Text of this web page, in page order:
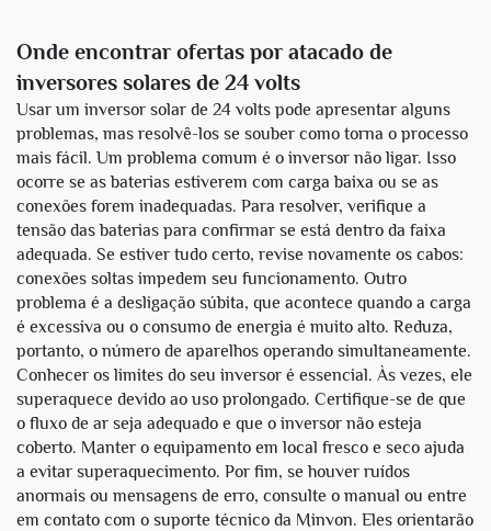
Onde encontrar ofertas por atacado de
inversores solares de 24 volts
Usar um inversor solar de 24 volts pode apresentar alguns
problemas, mas resolvê-los se souber como torna o processo
mais fácil. Um problema comum é o inversor não ligar. Isso
ocorre se as baterias estiverem com carga baixa ou se as
conexões forem inadequadas. Para resolver, verifique a
tensão das baterias para confirmar se está dentro da faixa
adequada. Se estiver tudo certo, revise novamente os cabos:
conexões soltas impedem seu funcionamento. Outro
problema é a desligação súbita, que acontece quando a carga
é excessiva ou o consumo de energia é muito alto. Reduza,
portanto, o número de aparelhos operando simultaneamente.
Conhecer os limites do seu inversor é essencial. Às vezes, ele
superaquece devido ao uso prolongado. Certifique-se de que
o fluxo de ar seja adequado e que o inversor não esteja
coberto. Manter o equipamento em local fresco e seco ajuda
a evitar superaquecimento. Por fim, se houver ruídos
anormais ou mensagens de erro, consulte o manual ou entre
em contato com o suporte técnico da Minvon. Eles orientarão